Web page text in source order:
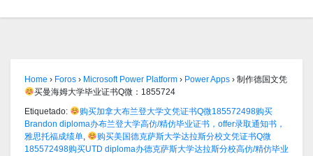
Home › Foros › Microsoft Power Platform › Power Apps › 制作德国文凭
买曼海姆大学毕业证书Q微：1855724
Etiquetado:
购买加拿大布兰登大学文凭证书Q微185572498购买
Brandon diploma办布兰登大学高仿/精仿毕业证书，offer录取通知书，
雅思托福成绩单,
购买美国德克萨斯大学达拉斯分校文凭证书Q微
185572498购买UTD diploma办德克萨斯大学达拉斯分校高仿/精仿毕业